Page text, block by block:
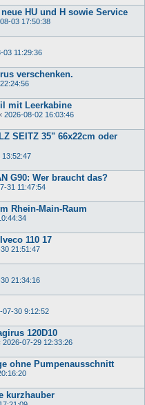
HU und H sowie Service
03 17:50:38
03 11:29:36
verschenken.
mit Leerkabine
2026-08-02 16:03:46
SEITZ 35" 66x22cm oder
13:52:47
G90: Wer braucht das?
31 11:47:54
Rhein-Main-Raum
110 17
21:51:47
21:34:16
07-30 9:12:52
120D10
2026-07-29 12:33:26
ohne Pumpenausschnitt
kurzhauber